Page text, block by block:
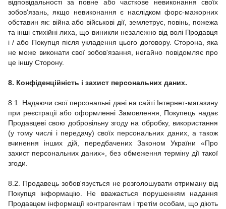
відповідальності за повне або часткове невиконання своїх
зобов'язань, якщо невиконання є наслідком форс-мажорних
обставин як: війна або військові дії, землетрус, повінь, пожежа
та інші стихійні лиха, що виникли незалежно від волі Продавця
і / або Покупця після укладення цього договору. Сторона, яка
не може виконати свої зобов'язання, негайно повідомляє про
це іншу Сторону.
8. Конфіденційність і захист персональних даних.
8.1. Надаючи свої персональні дані на сайті Інтернет-магазину
при реєстрації або оформленні Замовлення, Покупець надає
Продавцеві свою добровільну згоду на обробку, використання
(у тому числі і передачу) своїх персональних даних, а також
вчинення інших дій, передбачених Законом України «Про
захист персональних даних», без обмеження терміну дії такої
згоди.
8.2. Продавець зобов'язується не розголошувати отриману від
Покупця інформацію. Не вважається порушенням надання
Продавцем інформації контрагентам і третім особам, що діють